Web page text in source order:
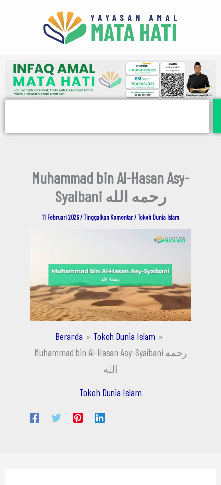
Muhammad bin Al-Hasan Asy-
Syaibani رحمه الله
11 Februari 2026/Tinggalkan Komentar/Tokoh Dunia Islam
Beranda
Tokoh Dunia Islam
Muhammad bin Al-Hasan Asy-Syaibani رحمه
الله
Tokoh Dunia Islam